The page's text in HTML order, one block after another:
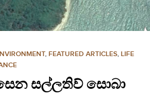
, FEATURED ARTICLES, LIFE
සල්ලතිව් සොබා